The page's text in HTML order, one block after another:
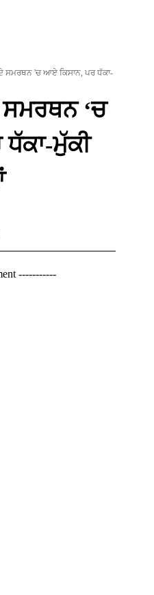
ਸਮਰਥਨ 'ਚ ਆਏ ਕਿਸਾਨ, ਪਰ ਧੱਕਾ-
‘ਚ
ਮੁੱਕੀ
-----------